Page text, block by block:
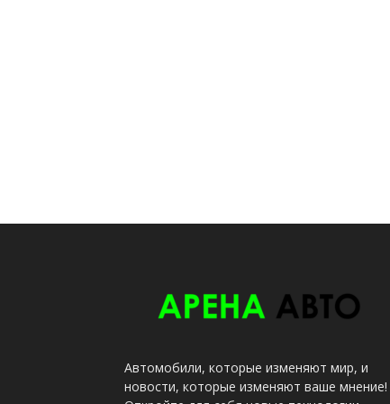
Автомобили, которые изменяют мир, и
новости, которые изменяют ваше мнение!